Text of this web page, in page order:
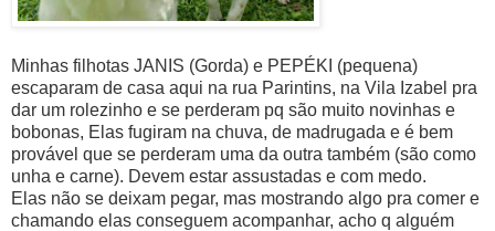
Minhas filhotas JANIS (Gorda) e PEPÉKI (pequena)
escaparam de casa aqui na rua Parintins, na Vila Izabel pra
dar um rolezinho e se perderam pq são muito novinhas e
bobonas, Elas fugiram na chuva, de madrugada e é bem
provável que se perderam uma da outra também (são como
unha e carne). Devem estar assustadas e com medo.
Elas não se deixam pegar, mas mostrando algo pra comer e
chamando elas conseguem acompanhar, acho q alguém